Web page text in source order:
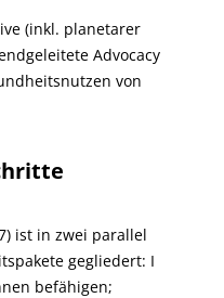
(inkl. planetarer
Advocacy
von
ist in zwei parallel
gegliedert: I
befähigen;